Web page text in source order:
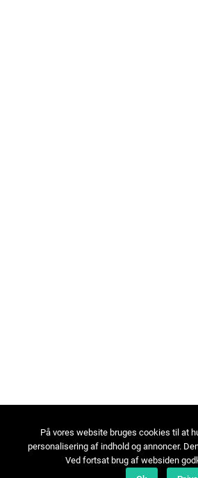
På vores website bruges cookies til at
personalisering af indhold og annoncer.
Ved fortsat brug af websiden